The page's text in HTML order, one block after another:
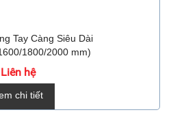
Tay Càng Siêu Dài
1800/2000 mm)
Liên hệ
chi tiết